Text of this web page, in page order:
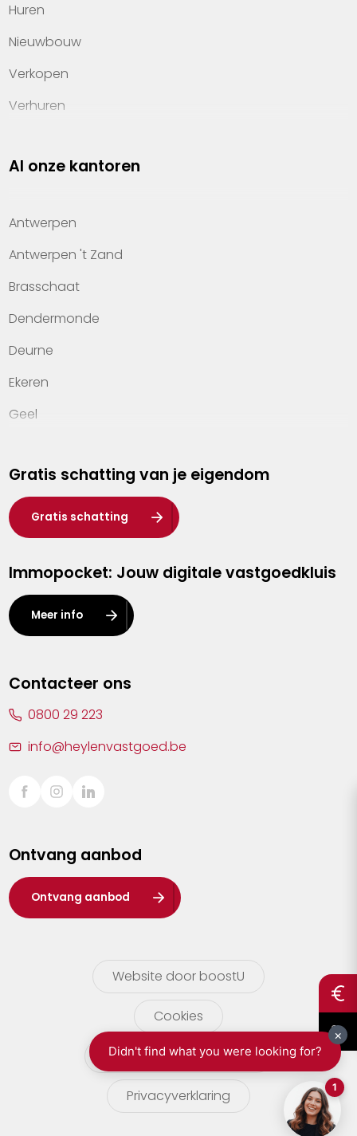
Huren
Nieuwbouw
Verkopen
Verhuren
Property management
Kennis van wonen
Kantoren
Veelgestelde vragen
Werken bij Heylen Vastgoed
Contact
Al onze kantoren
Antwerpen
Antwerpen 't Zand
Brasschaat
Dendermonde
Deurne
Ekeren
Geel
Hasselt
Heist-op-den-Berg
Herentals
Kalmthout
Leuven
Lier
Sint-Truiden
Waasland
Wuustwezel
Zoersel
Gratis schatting van je eigendom
Gratis schatting
Immopocket: Jouw digitale vastgoedkluis
Meer info
Contacteer ons
0800 29 223
info@heylenvastgoed.be
Ontvang aanbod
Ontvang aanbod
Website door boostU
Cookies
gebruikersvoorwaarden
Privacyverklaring